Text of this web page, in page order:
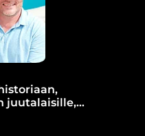
juutalaisille,
rukoillaan